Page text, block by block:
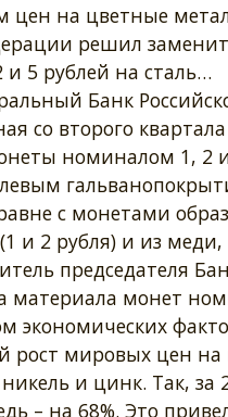
цен на цветные
решил
5 рублей на сталь…
Банк
со второго
номиналом 1, 2
с монетами
и 2 рубля) и из
председателя
материала монет
экономических
рост мировых цен
и цинк. Так, за
– на 68%. Это